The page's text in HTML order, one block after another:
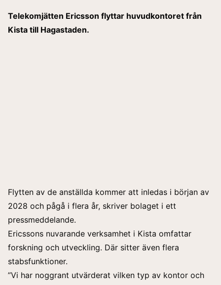
Telekomjätten Ericsson flyttar huvudkontoret från
Kista till Hagastaden.
Flytten av de anställda kommer att inledas i början av
2028 och pågå i flera år, skriver bolaget i ett
pressmeddelande.
Ericssons nuvarande verksamhet i Kista omfattar
forskning och utveckling. Där sitter även flera
stabsfunktioner.
”Vi har noggrant utvärderat vilken typ av kontor och